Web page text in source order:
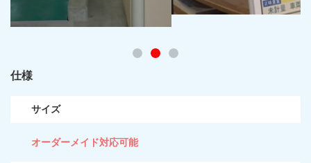
仕様
サイズ
オーダーメイド対応可能